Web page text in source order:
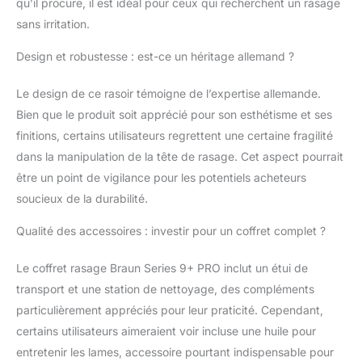
technologie Pro
précision analyse la
300x/sec et adapte
automatiquement la
puissance de rasage
Accessoire premium :
le PowerCase, étui de
recharge mobile pour
minutes d'autonomie
et conçu pour durer
matériaux de haute
qualité et la plus
grande attention aux
détails. 100% étanche
sans irritation.
Design et robustesse : est-ce un héritage allemand ?
Le design de ce rasoir témoigne de l’expertise allemande.
Bien que le produit soit apprécié pour son esthétisme et ses
finitions, certains utilisateurs regrettent une certaine fragilité
dans la manipulation de la tête de rasage. Cet aspect pourrait
être un point de vigilance pour les potentiels acheteurs
soucieux de la durabilité.
Qualité des accessoires : investir pour un coffret complet ?
Le coffret rasage Braun Series 9+ PRO inclut un étui de
transport et une station de nettoyage, des compléments
particulièrement appréciés pour leur praticité. Cependant,
certains utilisateurs aimeraient voir incluse une huile pour
entretenir les lames, accessoire pourtant indispensable pour